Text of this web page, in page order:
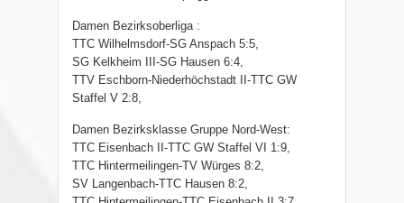
Damen Bezirksoberliga :
TTC Wilhelmsdorf-SG Anspach 5:5,
SG Kelkheim III-SG Hausen 6:4,
TTV Eschborn-Niederhöchstadt II-TTC GW
Staffel V 2:8,
Damen Bezirksklasse Gruppe Nord-West:
TTC Eisenbach II-TTC GW Staffel VI 1:9,
TTC Hintermeilingen-TV Würges 8:2,
SV Langenbach-TTC Hausen 8:2,